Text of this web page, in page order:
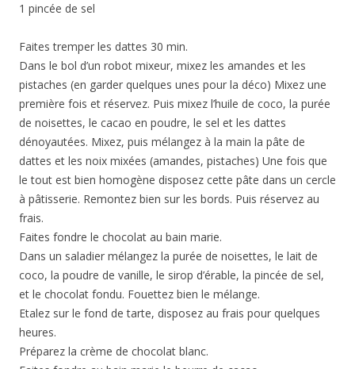
1 pincée de sel
Faites tremper les dattes 30 min.
Dans le bol d’un robot mixeur, mixez les amandes et les
pistaches (en garder quelques unes pour la déco) Mixez une
première fois et réservez. Puis mixez l’huile de coco, la purée
de noisettes, le cacao en poudre, le sel et les dattes
dénoyautées. Mixez, puis mélangez à la main la pâte de
dattes et les noix mixées (amandes, pistaches) Une fois que
le tout est bien homogène disposez cette pâte dans un cercle
à pâtisserie. Remontez bien sur les bords. Puis réservez au
frais.
Faites fondre le chocolat au bain marie.
Dans un saladier mélangez la purée de noisettes, le lait de
coco, la poudre de vanille, le sirop d’érable, la pincée de sel,
et le chocolat fondu. Fouettez bien le mélange.
Etalez sur le fond de tarte, disposez au frais pour quelques
heures.
Préparez la crème de chocolat blanc.